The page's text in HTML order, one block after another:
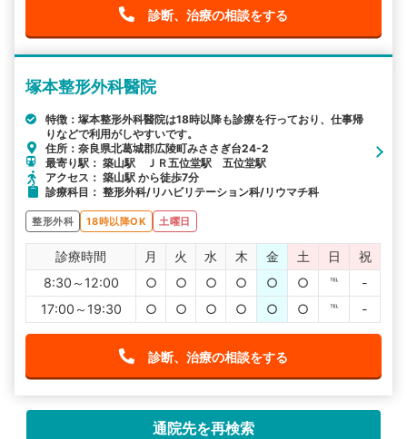
診断、治療の相談をする
塚本整形外科醫院
特徴：塚本整形外科醫院は18時以降も診療を行っており、仕事帰
りなどで利用がしやすいです。
住所：奈良県北葛城郡広陵町みささぎ台24-2
最寄り駅： 築山駅 ＪＲ五位堂駅 五位堂駅
アクセス： 築山駅 から徒歩7分
診療科目： 整形外科/リハビリテーション科/リウマチ科
整形外科 18時以降OK 土曜日
診療時間 月 火 水 木 金 土 日
祝
8:30～12:00
○ ○ ○ ○ ○ ○ ℡
-
17:00～19:30
○ ○ ○ ○ ○ ○ ℡ -
診断、治療の相談をする
通院先を再検索